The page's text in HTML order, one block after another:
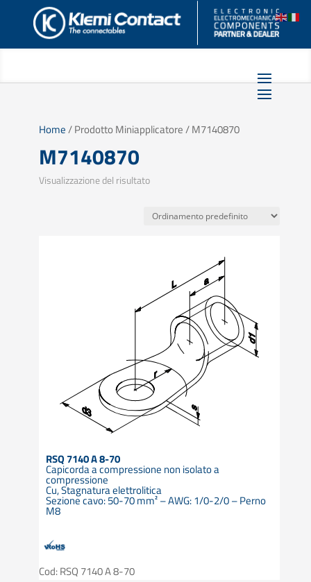
Home/ Prodotto Miniapplicatore / M7140870
M7140870
Visualizzazione del risultato
RSQ 7140 A 8-70
Capicorda a compressione non isolato a
compressione
Cu, Stagnatura elettrolitica
Sezione cavo: 50-70 mm² – AWG: 1/0-2/0 – Perno
M8
Cod: RSQ 7140 A 8-70